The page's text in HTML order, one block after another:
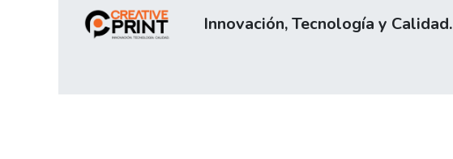
Innovación, Tecnología y Calidad.